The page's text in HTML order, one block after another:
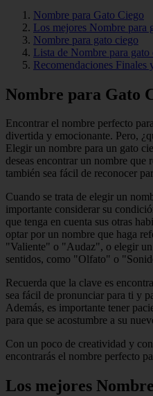
Nombre para Gato Ciego
Los mejores Nombre para
Nombre para gato ciego
Lista de Nombre para gato
Recomendaciones Finales
Nombre para Gato
Encontrar el nombre perfecto
divertida y emocionante. Pero,
Elegir un nombre para un gato
deseas encontrar un nombre
también sea fácil de reconocer
Cuando se trata de elegir un
importante considerar su
que tenga en cuenta sus otras
optar por un nombre que haga
"Valiente" o "Audaz", o elegir un
sentidos, como "Olfato" o
Recuerda que la clave es
sea fácil de pronunciar para ti y
Además, es importante tener
para que se acostumbre a su
Con un poco de creatividad y
encontrarás el nombre perfecto
Los mejores